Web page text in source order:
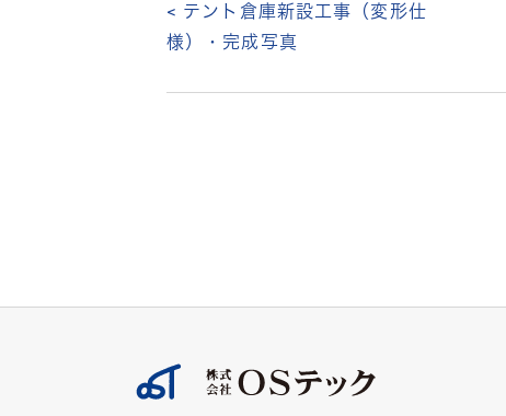
< テント倉庫新設工事（変形仕
様）・完成写真